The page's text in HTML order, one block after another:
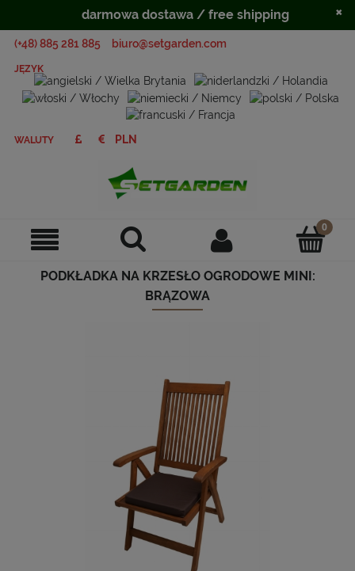
(+48) 885 281 885 biuro@setgarden.com
JĘZYK
WALUTY
PODKŁADKA NA KRZESŁO OGRODOWE MINI:
BRĄZOWA
darmowa dostawa / free shipping ×